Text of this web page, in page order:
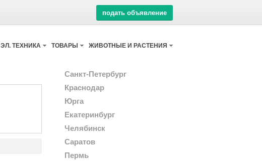
подать объявление
ЭЛ. ТЕХНИКА ТОВАРЫ ЖИВОТНЫЕ И РАСТЕНИЯ
Санкт-Петербург
Краснодар
Юрга
Екатеринбург
Челябинск
Саратов
Пермь